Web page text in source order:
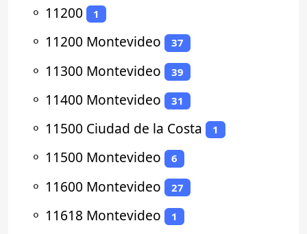
⚬ 11200 1
⚬ 11200 Montevideo 37
⚬ 11300 Montevideo 39
⚬ 11400 Montevideo 31
⚬ 11500 Ciudad de la Costa 1
⚬ 11500 Montevideo 6
⚬ 11600 Montevideo 27
⚬ 11618 Montevideo 1